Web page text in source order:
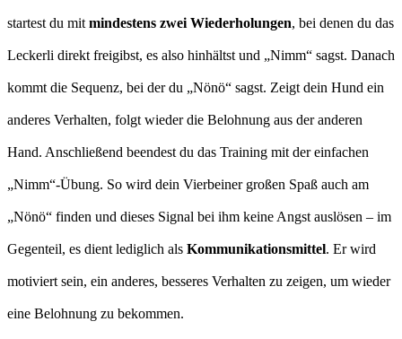
startest du mit mindestens zwei Wiederholungen, bei denen du das
Leckerli direkt freigibst, es also hinhältst und „Nimm“ sagst. Danach
kommt die Sequenz, bei der du „Nönö“ sagst. Zeigt dein Hund ein
anderes Verhalten, folgt wieder die Belohnung aus der anderen
Hand. Anschließend beendest du das Training mit der einfachen
„Nimm“-Übung. So wird dein Vierbeiner großen Spaß auch am
„Nönö“ finden und dieses Signal bei ihm keine Angst auslösen – im
Gegenteil, es dient lediglich als Kommunikationsmittel. Er wird
motiviert sein, ein anderes, besseres Verhalten zu zeigen, um wieder
eine Belohnung zu bekommen.